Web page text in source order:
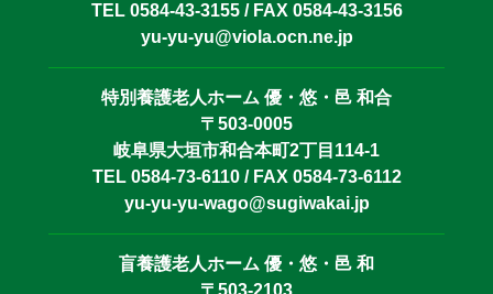
TEL 0584-43-3155 / FAX 0584-43-3156
yu-yu-yu@viola.ocn.ne.jp
特別養護老人ホーム 優・悠・邑 和合
〒503-0005
岐阜県大垣市和合本町2丁目114-1
TEL 0584-73-6110 / FAX 0584-73-6112
yu-yu-yu-wago@sugiwakai.jp
盲養護老人ホーム 優・悠・邑 和